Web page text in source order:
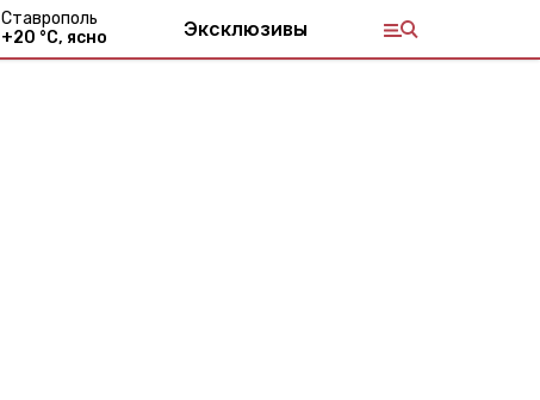
Ставрополь
+20 °С, ясно Эксклюзивы